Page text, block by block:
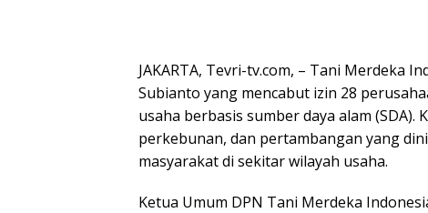
JAKARTA, Tevri-tv.com, – Tani Merdeka
Subianto yang mencabut izin 28
usaha berbasis sumber daya alam
perkebunan, dan pertambangan yang
masyarakat di sekitar wilayah usaha.
Ketua Umum DPN Tani Merdeka